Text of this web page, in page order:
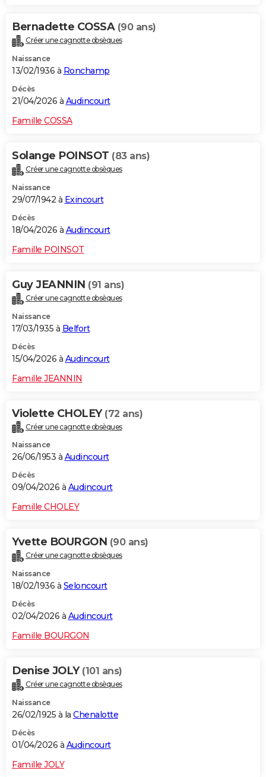
Bernadette COSSA (90 ans)
Créer une cagnotte obsèques
Naissance
13/02/1936 à Ronchamp
Décès
21/04/2026 à Audincourt
Famille COSSA
Solange POINSOT (83 ans)
Créer une cagnotte obsèques
Naissance
29/07/1942 à Exincourt
Décès
18/04/2026 à Audincourt
Famille POINSOT
Guy JEANNIN (91 ans)
Créer une cagnotte obsèques
Naissance
17/03/1935 à Belfort
Décès
15/04/2026 à Audincourt
Famille JEANNIN
Violette CHOLEY (72 ans)
Créer une cagnotte obsèques
Naissance
26/06/1953 à Audincourt
Décès
09/04/2026 à Audincourt
Famille CHOLEY
Yvette BOURGON (90 ans)
Créer une cagnotte obsèques
Naissance
18/02/1936 à Seloncourt
Décès
02/04/2026 à Audincourt
Famille BOURGON
Denise JOLY (101 ans)
Créer une cagnotte obsèques
Naissance
26/02/1925 à la Chenalotte
Décès
01/04/2026 à Audincourt
Famille JOLY